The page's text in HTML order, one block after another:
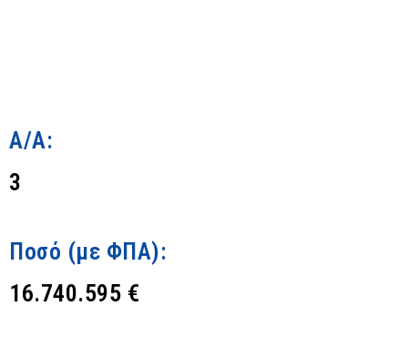
Α/Α:
3
Ποσό (με ΦΠΑ):
16.740.595 €